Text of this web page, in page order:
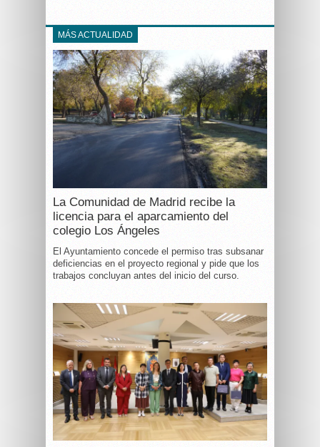
MÁS ACTUALIDAD
La Comunidad de Madrid recibe la
licencia para el aparcamiento del
colegio Los Ángeles
El Ayuntamiento concede el permiso tras subsanar
deficiencias en el proyecto regional y pide que los
trabajos concluyan antes del inicio del curso.